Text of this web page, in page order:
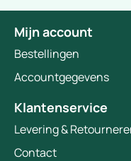
Mijn account
Bestellingen
Accountgegevens
Klantenservice
Levering &
Contact